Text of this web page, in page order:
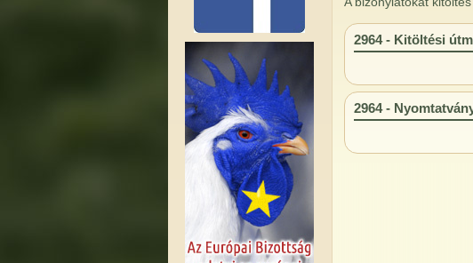
2964 - Kitöltési
2964 -